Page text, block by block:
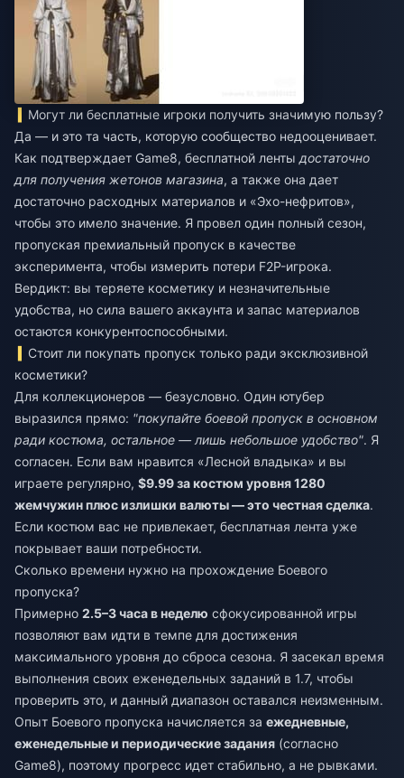
Могут ли бесплатные игроки получить значимую пользу?
Да — и это та часть, которую сообщество недооценивает.
Как подтверждает Game8, бесплатной ленты достаточно
для получения жетонов магазина, а также она дает
достаточно расходных материалов и «Эхо-нефритов»,
чтобы это имело значение. Я провел один полный сезон,
пропуская премиальный пропуск в качестве
эксперимента, чтобы измерить потери F2P-игрока.
Вердикт: вы теряете косметику и незначительные
удобства, но сила вашего аккаунта и запас материалов
остаются конкурентоспособными.
Стоит ли покупать пропуск только ради эксклюзивной
косметики?
Для коллекционеров — безусловно. Один ютубер
выразился прямо: "покупайте боевой пропуск в основном
ради костюма, остальное — лишь небольшое удобство". Я
согласен. Если вам нравится «Лесной владыка» и вы
играете регулярно, $9.99 за костюм уровня 1280
жемчужин плюс излишки валюты — это честная сделка.
Если костюм вас не привлекает, бесплатная лента уже
покрывает ваши потребности.
Сколько времени нужно на прохождение Боевого
пропуска?
Примерно 2.5–3 часа в неделю сфокусированной игры
позволяют вам идти в темпе для достижения
максимального уровня до сброса сезона. Я засекал время
выполнения своих еженедельных заданий в 1.7, чтобы
проверить это, и данный диапазон оставался неизменным.
Опыт Боевого пропуска начисляется за ежедневные,
еженедельные и периодические задания (согласно
Game8), поэтому прогресс идет стабильно, а не рывками.